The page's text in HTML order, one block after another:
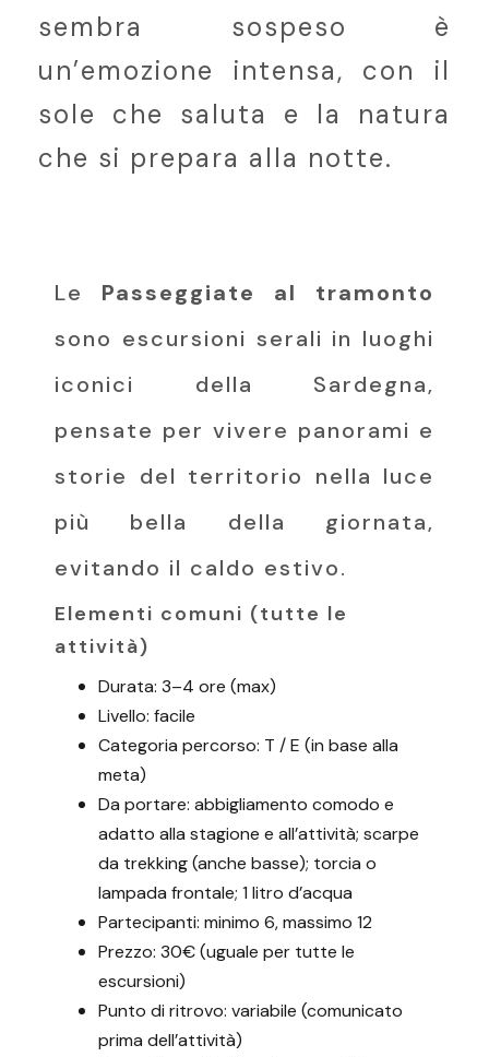
sembra sospeso è
un’emozione intensa, con il
sole che saluta e la natura
che si prepara alla notte.
Le Passeggiate al tramonto
sono escursioni serali in luoghi
iconici della Sardegna,
pensate per vivere panorami e
storie del territorio nella luce
più bella della giornata,
evitando il caldo estivo.
Elementi comuni (tutte le
attività)
Durata: 3–4 ore (max)
Livello: facile
Categoria percorso: T / E (in base alla
meta)
Da portare: abbigliamento comodo e
adatto alla stagione e all’attività; scarpe
da trekking (anche basse); torcia o
lampada frontale; 1 litro d’acqua
Partecipanti: minimo 6, massimo 12
Prezzo: 30€ (uguale per tutte le
escursioni)
Punto di ritrovo: variabile (comunicato
prima dell’attività)